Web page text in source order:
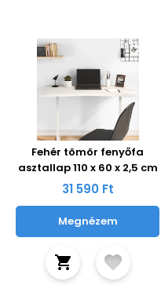
Fehér tömör fenyőfa
asztallap 110 x 60 x 2,5 cm
31 590 Ft
Megnézem